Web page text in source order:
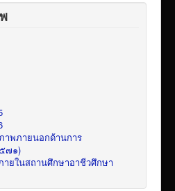
าพภายนอกด้านการ
๗๑)
ยในสถานศึกษาอาชีวศึกษา